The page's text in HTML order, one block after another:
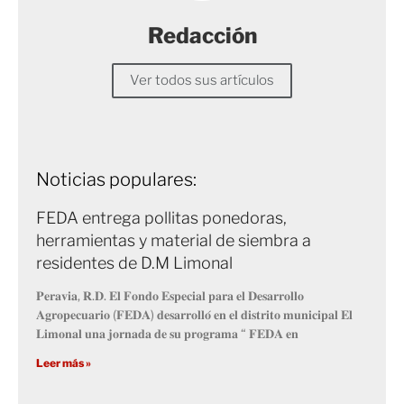
Redacción
Ver todos sus artículos
Noticias populares:
FEDA entrega pollitas ponedoras,
herramientas y material de siembra a
residentes de D.M Limonal
𝐏𝐞𝐫𝐚𝐯𝐢𝐚, 𝐑.𝐃. 𝐄𝐥 𝐅𝐨𝐧𝐝𝐨 𝐄𝐬𝐩𝐞𝐜𝐢𝐚𝐥 𝐩𝐚𝐫𝐚 𝐞𝐥 𝐃𝐞𝐬𝐚𝐫𝐫𝐨𝐥𝐥𝐨
𝐀𝐠𝐫𝐨𝐩𝐞𝐜𝐮𝐚𝐫𝐢𝐨 (𝐅𝐄𝐃𝐀) 𝐝𝐞𝐬𝐚𝐫𝐫𝐨𝐥𝐥𝐨́ 𝐞𝐧 𝐞𝐥 𝐝𝐢𝐬𝐭𝐫𝐢𝐭𝐨 𝐦𝐮𝐧𝐢𝐜𝐢𝐩𝐚𝐥 𝐄𝐥
𝐋𝐢𝐦𝐨𝐧𝐚𝐥 𝐮𝐧𝐚 𝐣𝐨𝐫𝐧𝐚𝐝𝐚 𝐝𝐞 𝐬𝐮 𝐩𝐫𝐨𝐠𝐫𝐚𝐦𝐚 “ 𝐅𝐄𝐃𝐀 𝐞𝐧
Leer más »